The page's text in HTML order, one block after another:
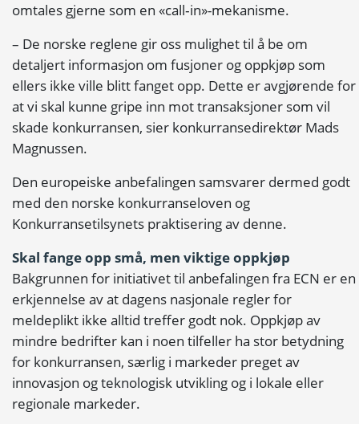
omtales gjerne som en «call‑in»-mekanisme.
– De norske reglene gir oss mulighet til å be om
detaljert informasjon om fusjoner og oppkjøp som
ellers ikke ville blitt fanget opp. Dette er avgjørende for
at vi skal kunne gripe inn mot transaksjoner som vil
skade konkurransen, sier konkurransedirektør Mads
Magnussen.
Den europeiske anbefalingen samsvarer dermed godt
med den norske konkurranseloven og
Konkurransetilsynets praktisering av denne.
Skal fange opp små, men viktige oppkjøp
Bakgrunnen for initiativet til anbefalingen fra ECN er en
erkjennelse av at dagens nasjonale regler for
meldeplikt ikke alltid treffer godt nok. Oppkjøp av
mindre bedrifter kan i noen tilfeller ha stor betydning
for konkurransen, særlig i markeder preget av
innovasjon og teknologisk utvikling og i lokale eller
regionale markeder.